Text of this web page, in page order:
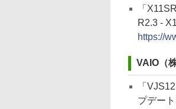
「
R2.3 -
https://
VAIO（株
「
プデー